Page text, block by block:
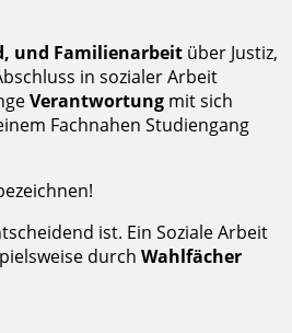
und Familienarbeit über Justiz,
in sozialer Arbeit
Verantwortung mit sich
Fachnahen Studiengang
ist. Ein Soziale Arbeit
durch Wahlfächer